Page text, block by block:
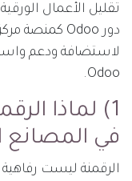
تقليل الأعمال
لاستضافة ودعم
Odoo.
1) لماذا
في المصانع
الرقمنة ليست